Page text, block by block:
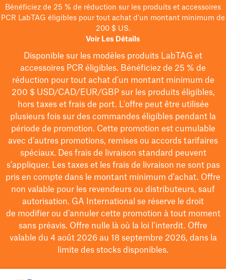
Bénéficiez de 25 % de réduction sur les produits et accessoires
PCR LabTAG éligibles pour tout achat d'un montant minimum de
200 $ US.
Voir Les Détails
Disponible sur les modèles produits LabTAG et
accessoires PCR éligibles. Bénéficiez de 25 % de
réduction pour tout achat d'un montant minimum de
200 $USD/CAD/EUR/GBPsur les produits éligibles,
hors taxes et frais de port. L'offre peut être utilisée
plusieurs fois sur des commandes éligibles pendant la
période de promotion. Cette promotion est cumulable
avec d'autres promotions, remises ou accords tarifaires
spéciaux. Des frais de livraison standard peuvent
s'appliquer. Les taxes et les frais de livraison ne sont pas
pris en compte dans le montant minimum d'achat. Offre
non valable pour les revendeurs ou distributeurs, sauf
autorisation. GA International se réserve le droit
de modifierou d’annuler cette promotion à tout moment
sans préavis. Offre nulle là où la loi l’interdit. Offre
valable du 4 août 2026 au 18 septembre 2026, dans la
limite des stocks disponibles.